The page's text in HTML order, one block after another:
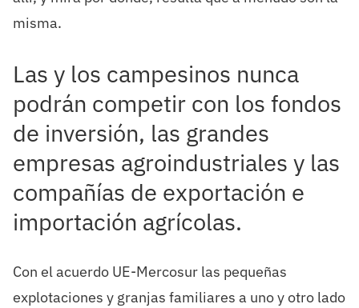
misma.
Las y los campesinos nunca
podrán competir con los fondos
de inversión, las grandes
empresas agroindustriales y las
compañías de exportación e
importación agrícolas.
Con el acuerdo UE-Mercosur las pequeñas
explotaciones y granjas familiares a uno y otro lado